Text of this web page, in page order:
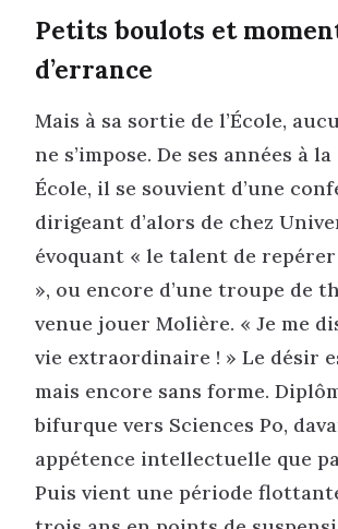
Petits boulots et
d’errance
Mais à sa sortie de l’École,
ne s’impose. De ses années à
École, il se souvient d’une
dirigeant d’alors de chez
évoquant « le talent de
», ou encore d’une troupe de
venue jouer Molière. « Je me
vie extraordinaire ! » Le désir
mais encore sans forme.
bifurque vers Sciences Po,
appétence intellectuelle que
Puis vient une période